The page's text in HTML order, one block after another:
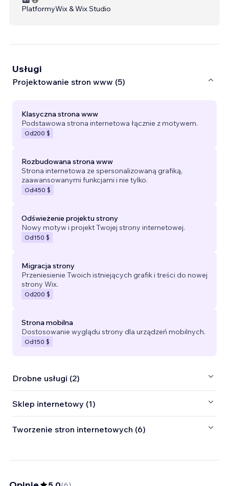
PlatformyWix & Wix Studio
Usługi
Projektowanie stron www (5)
Klasyczna strona www
Podstawowa strona internetowa łącznie z motywem.
Od200 $
Rozbudowana strona www
Strona internetowa ze spersonalizowaną grafiką,
zaawansowanymi funkcjami i nie tylko.
Od450 $
Odświeżenie projektu strony
Nowy motyw i projekt Twojej strony internetowej.
Od150 $
Migracja strony
Przeniesienie Twoich istniejących grafik i treści do nowej
strony Wix.
Od200 $
Strona mobilna
Dostosowanie wyglądu strony dla urządzeń mobilnych.
Od150 $
Drobne usługi (2)
Sklep internetowy (1)
Tworzenie stron internetowych (6)